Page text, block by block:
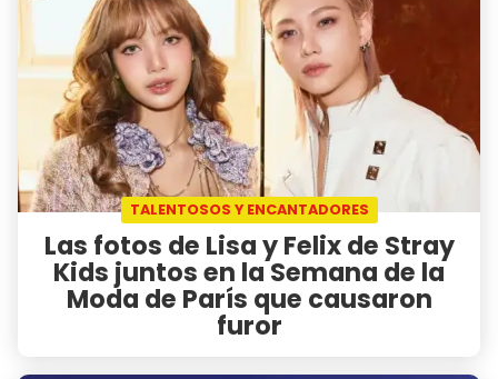
TALENTOSOS Y ENCANTADORES
Las fotos de Lisa y Felix de Stray
Kids juntos en la Semana de la
Moda de París que causaron
furor